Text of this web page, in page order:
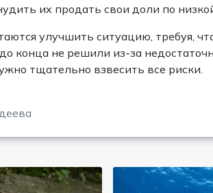
их продать свои доли по
улучшить ситуацию, требуя,
конца не решили из-за
тщательно взвесить все риски.